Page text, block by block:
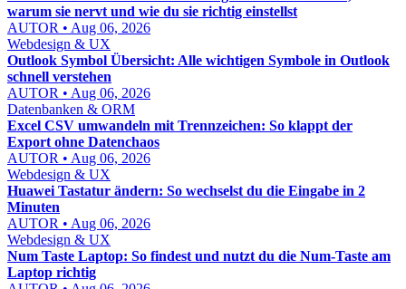
warum sie nervt und wie du sie richtig einstellst
AUTOR • Aug 06, 2026
Webdesign & UX
Outlook Symbol Übersicht: Alle wichtigen Symbole in Outlook
schnell verstehen
AUTOR • Aug 06, 2026
Datenbanken & ORM
Excel CSV umwandeln mit Trennzeichen: So klappt der
Export ohne Datenchaos
AUTOR • Aug 06, 2026
Webdesign & UX
Huawei Tastatur ändern: So wechselst du die Eingabe in 2
Minuten
AUTOR • Aug 06, 2026
Webdesign & UX
Num Taste Laptop: So findest und nutzt du die Num-Taste am
Laptop richtig